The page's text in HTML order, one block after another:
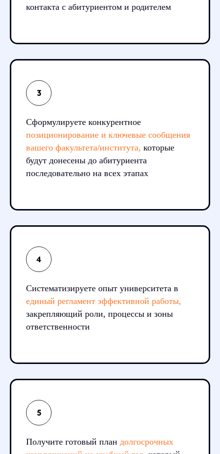
контакта с абитуриентом и родителем
Сформулируете конкурентное
позиционирование и ключевые сообщения
вашего факультета/института, которые
будут донесены до абитуриента
последовательно на всех этапах
Систематизируете опыт университета в
единый регламент эффективной работы,
закрепляющий роли, процессы и зоны
ответственности
Получите готовый план долгосрочных